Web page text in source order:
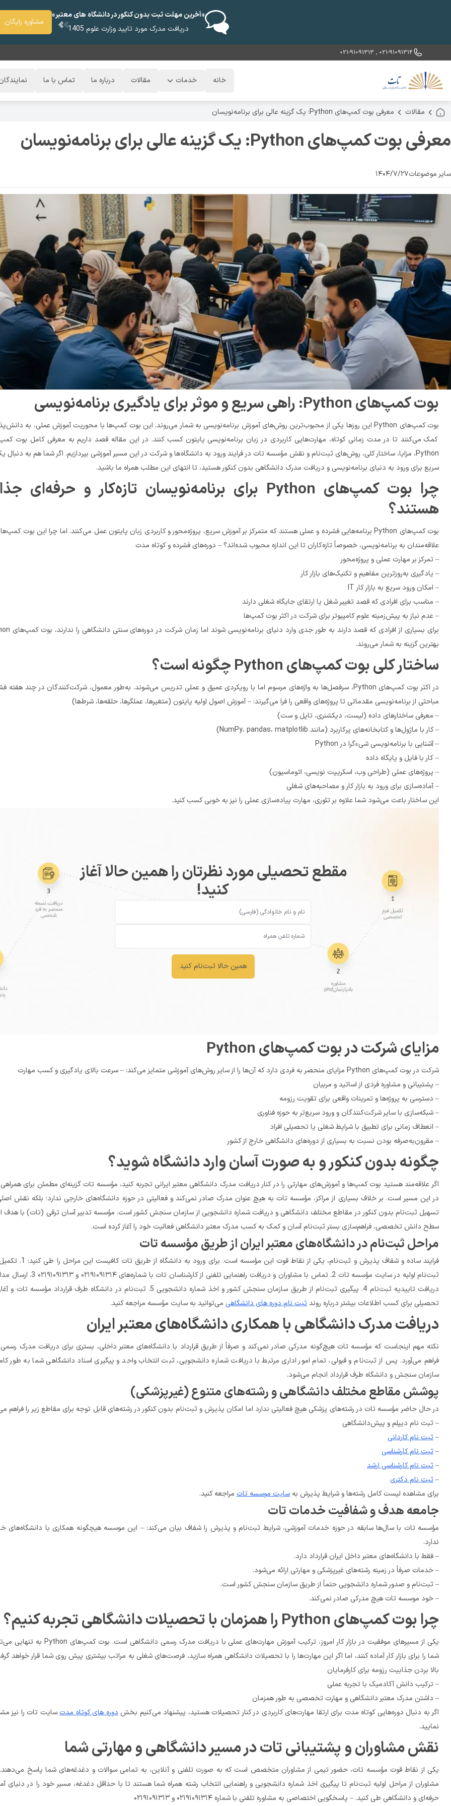
«آخرین مهلت ثبت بدون کنکور در دانشگاه های معتبر»
دریافت مدرک مورد تایید وزارت علوم 1405
مشاوره رایگان
021-91091314
,
021-91091313
خانه خدمات مقالات درباره ما تماس با ما
مقالات معرفی بوت کمپ‌های Python: یک گزینه عالی برای برنامه‌نویسان
معرفی بوت کمپ‌های Python: یک گزینه عالی برای برنامه‌نویسان
سایر موضوعات۱۴۰۴/۷/۲۷
بوت کمپ‌های Python: راهی سریع و موثر برای یادگیری برنامه‌نویسی
سریع برای ورود به دنیای برنامه‌نویسی و دریافت مدرک دانشگاهی بدون کنکور هستید، تا انتهای این مطلب همراه ما باشید.
هستند؟
علاقه‌مندان به برنامه‌نویسی، خصوصاً تازه‌کاران تا این اندازه محبوب شده‌اند؟ – دوره‌های فشرده و کوتاه مدت
– تمرکز بر مهارت عملی و پروژه‌محور
– یادگیری به‌روزترین مفاهیم و تکنیک‌های بازار کار
– امکان ورود سریع‌ به بازار کار IT
– مناسب برای افرادی که قصد تغییر شغل یا ارتقای جایگاه شغلی دارند
– عدم نیاز به پیش‌زمینه علوم کامپیوتر برای شرکت در اکثر بوت کمپ‌ها
بهترین گزینه به شمار می‌روند.
ساختار کلی بوت کمپ‌های Python چگونه است؟
مباحثی از برنامه‌نویسی مقدماتی تا پروژه‌های واقعی را فرا می‌گیرند: – آموزش اصول اولیه پایتون (متغیرها، عملگرها، حلقه‌ها، شرط‌ها)
– معرفی ساختارهای داده‌ (لیست، دیکشنری، تاپل و ست)
– کار با ماژول‌ها و کتابخانه‌های پرکاربرد (مانند NumPy، pandas، matplotlib)
– آشنایی با برنامه‌نویسی شیءگرا در Python
– کار با فایل و پایگاه داده
– پروژه‌های عملی (طراحی وب، اسکریپت نویسی، اتوماسیون)
– آماده‌سازی برای ورود به بازار کار و مصاحبه‌های شغلی
این ساختار باعث می‌شود شما علاوه بر تئوری، مهارت پیاده‌سازی عملی را نیز به خوبی کسب کنید.
مقطع تحصیلی مورد نظرتان را همین حالا آغاز
کنید!
همین حالا ثبت‌نام کنید
مزایای شرکت در بوت کمپ‌های Python
شرکت در بوت کمپ‌های Python مزایای منحصر به فردی دارد که آن‌ها را از سایر روش‌های آموزشی متمایز می‌کند: – سرعت بالای یادگیری و کسب مهارت
– پشتیبانی و مشاوره فردی از اساتید و مربیان
– دسترسی به پروژه‌ها و تمرینات واقعی برای تقویت رزومه
– شبکه‌سازی با سایر شرکت‌کنندگان و ورود سریع‌تر به حوزه فناوری
– انعطاف زمانی برای تطبیق با شرایط شغلی یا تحصیلی افراد
– مقرون‌به‌صرفه بودن نسبت به بسیاری از دوره‌های دانشگاهی خارج از کشور
چگونه بدون کنکور و به صورت آسان وارد دانشگاه شوید؟
سطح دانش تخصصی، فراهم‌سازی بستر ثبت‌نام آسان و کمک به کسب مدرک معتبر دانشگاهی فعالیت خود را آغاز کرده است.
مراحل ثبت‌نام در دانشگاه‌های معتبر ایران از طریق مؤسسه تات
تحصیلی برای کسب اطلاعات بیشتر درباره روند ثبت نام دوره های دانشگاهی می‌توانید به سایت مؤسسه مراجعه کنید.
دریافت مدرک دانشگاهی با همکاری دانشگاه‌های معتبر ایران
سازمان سنجش و دانشگاه طرف قرارداد انجام می‌شود.
پوشش مقاطع مختلف دانشگاهی و رشته‌های متنوع (غیرپزشکی)
– ثبت نام دیپلم و پیش‌دانشگاهی
– ثبت نام کاردانی
– ثبت نام کارشناسی
– ثبت نام کارشناسی ارشد
– ثبت نام دکتری
برای مشاهده لیست کامل رشته‌ها و شرایط پذیرش به
سایت موسسه تات مراجعه کنید.
جامعه هدف و شفافیت خدمات تات
ندارد.
– فقط با دانشگاه‌های معتبر داخل ایران قرارداد دارد.
– خدمات صرفاً در زمینه رشته‌های غیرپزشکی و مهارتی ارائه می‌شود.
– ثبت‌نام و صدور شماره دانشجویی حتماً از طریق سازمان سنجش کشور است.
– خود موسسه تات هیچ مدرکی صادر نمی‌کند.
چرا بوت کمپ‌های Python را همزمان با تحصیلات دانشگاهی تجربه کنیم؟
بالا بردن جذابیت رزومه برای کارفرمایان
– ترکیب دانش آکادمیک با تجربه عملی
– داشتن مدرک معتبر دانشگاهی و مهارت تخصصی به طور همزمان
اگر به دنبال دوره‌هایی کوتاه مدت برای ارتقا مهارت‌های کاربردی در کنار تحصیلات هستید، پیشنهاد می‌کنیم بخش
دوره های کوتاه مدت
نمایید.
نقش مشاوران و پشتیبانی تات در مسیر دانشگاهی و مهارتی شما
حرفه‌ای و دانشگاهی طی کنید. – پاسخگویی اختصاصی به مشاوره تلفنی با شماره ۰۲۱۹۱۰۹۱۳۱۴ و ۰۲۱۹۱۰۹۱۳۱۳